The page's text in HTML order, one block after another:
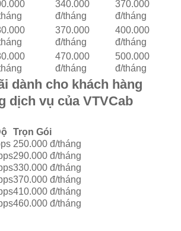
340.000
đ/tháng
370.000
đ/tháng
370.000
đ/tháng
400.000
đ/tháng
470.000
đ/tháng
500.000
đ/tháng
dành cho khách hàng
dịch vụ của VTVCab
Trọn Gói
250.000 đ/tháng
290.000 đ/tháng
330.000 đ/tháng
370.000 đ/tháng
410.000 đ/tháng
460.000 đ/tháng